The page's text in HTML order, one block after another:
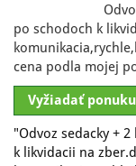
po schodoch k
cena podla mojej
Vyžiadať ponuku
"Odvoz sedacky +
k likvidacii na